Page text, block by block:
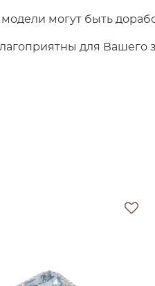
могут быть
для Вашего